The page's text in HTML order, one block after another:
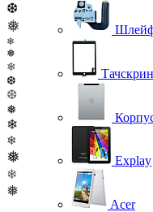
❆
❅
❄
❅
❄
❆
❆
❅
❄
❄
❅
❄
❅
Explay
Acer